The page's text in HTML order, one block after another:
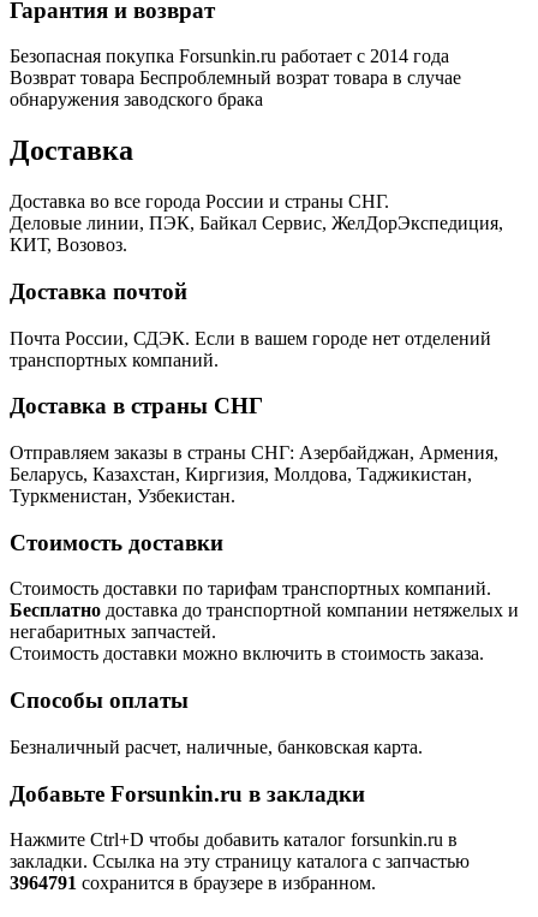
Гарантия и возврат
Безопасная покупка Forsunkin.ru работает с 2014 года
Возврат товара Беспроблемный возрат товара в случае
обнаружения заводского брака
Доставка
Доставка во все города России и страны СНГ.
Деловые линии, ПЭК, Байкал Сервис, ЖелДорЭкспедиция,
КИТ, Возовоз.
Доставка почтой
Почта России, СДЭК. Если в вашем городе нет отделений
транспортных компаний.
Доставка в страны СНГ
Отправляем заказы в страны СНГ: Азербайджан, Армения,
Беларусь, Казахстан, Киргизия, Молдова, Таджикистан,
Туркменистан, Узбекистан.
Стоимость доставки
Стоимость доставки по тарифам транспортных компаний.
Бесплатно доставка до транспортной компании нетяжелых и
негабаритных запчастей.
Стоимость доставки можно включить в стоимость заказа.
Способы оплаты
Безналичный расчет, наличные, банковская карта.
Добавьте Forsunkin.ru в закладки
Нажмите Ctrl+D чтобы добавить каталог forsunkin.ru в
закладки. Ссылка на эту страницу каталога с запчастью
3964791 сохранится в браузере в избранном.